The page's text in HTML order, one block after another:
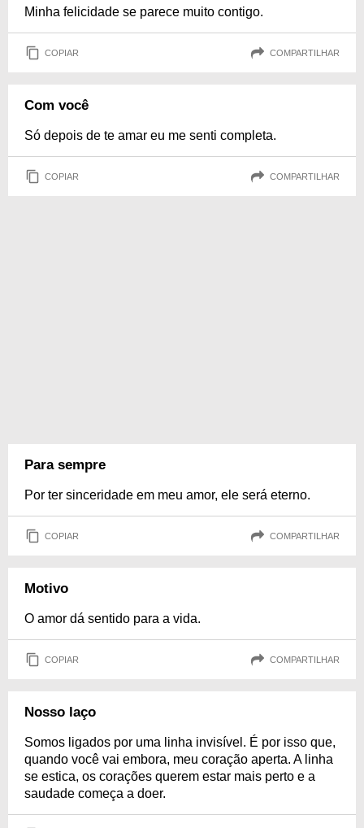
Minha felicidade se parece muito contigo.
COPIAR COMPARTILHAR
Com você
Só depois de te amar eu me senti completa.
COPIAR COMPARTILHAR
Para sempre
Por ter sinceridade em meu amor, ele será eterno.
COPIAR COMPARTILHAR
Motivo
O amor dá sentido para a vida.
COPIAR COMPARTILHAR
Nosso laço
Somos ligados por uma linha invisível. É por isso que,
quando você vai embora, meu coração aperta. A linha
se estica, os corações querem estar mais perto e a
saudade começa a doer.